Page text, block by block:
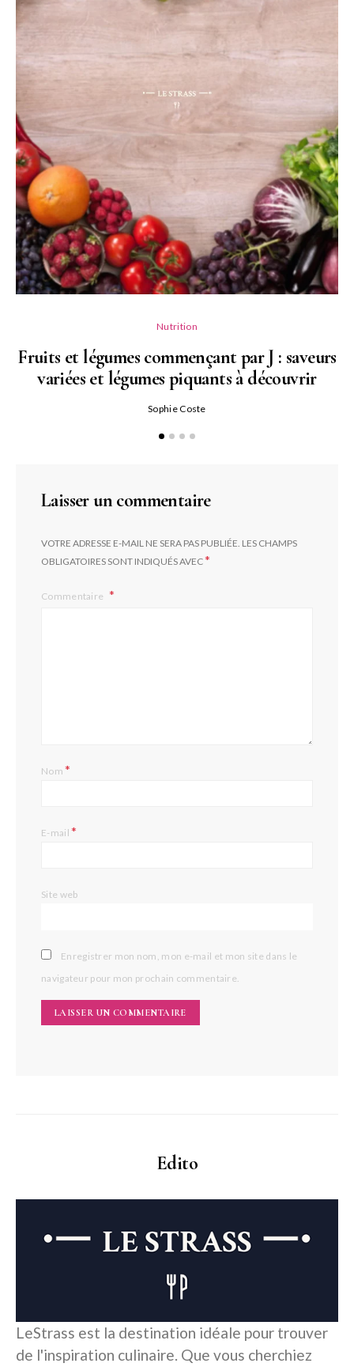
Nutrition
Fruits et légumes commençant par J : saveurs
variées et légumes piquants à découvrir
Sophie Coste
Laisser un commentaire
VOTRE ADRESSE E-MAIL NE SERA PAS PUBLIÉE. LES CHAMPS
OBLIGATOIRES SONT INDIQUÉS AVEC*
Commentaire
Nom*
E-mail*
Site web
Enregistrer mon nom, mon e-mail et mon site dans le
navigateur pour mon prochain commentaire.
Edito
LeStrass est la destination idéale pour trouver
de l'inspiration culinaire. Que vous cherchiez